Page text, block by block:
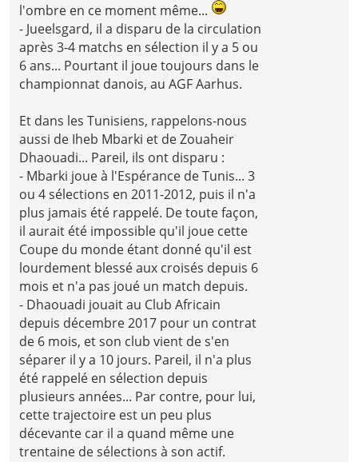
l'ombre en ce moment même...
- Jueelsgard, il a disparu de la circulation
après 3-4 matchs en sélection il y a 5 ou
6 ans... Pourtant il joue toujours dans le
championnat danois, au AGF Aarhus.
Et dans les Tunisiens, rappelons-nous
aussi de Iheb Mbarki et de Zouaheir
Dhaouadi... Pareil, ils ont disparu :
- Mbarki joue à l'Espérance de Tunis... 3
ou 4 sélections en 2011-2012, puis il n'a
plus jamais été rappelé. De toute façon,
il aurait été impossible qu'il joue cette
Coupe du monde étant donné qu'il est
lourdement blessé aux croisés depuis 6
mois et n'a pas joué un match depuis.
- Dhaouadi jouait au Club Africain
depuis décembre 2017 pour un contrat
de 6 mois, et son club vient de s'en
séparer il y a 10 jours. Pareil, il n'a plus
été rappelé en sélection depuis
plusieurs années... Par contre, pour lui,
cette trajectoire est un peu plus
décevante car il a quand même une
trentaine de sélections à son actif.